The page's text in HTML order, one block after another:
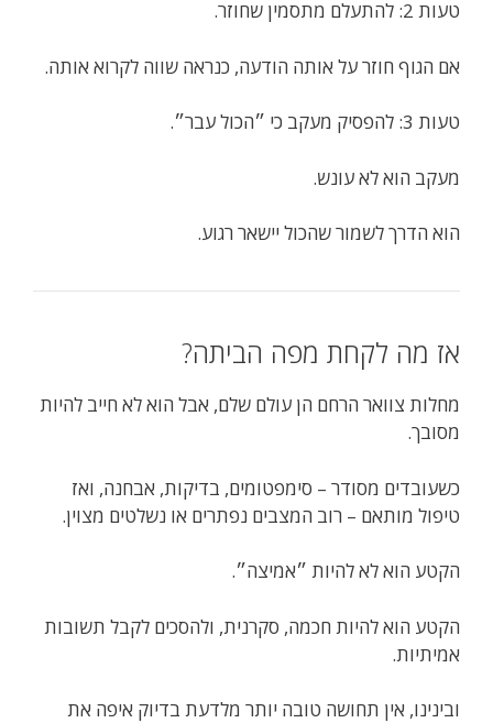
טעות 2: להתעלם מתסמין שחוזר.
אם הגוף חוזר על אותה הודעה, כנראה שווה לקרוא אותה.
טעות 3: להפסיק מעקב כי ״הכול עבר״.
מעקב הוא לא עונש.
הוא הדרך לשמור שהכול יישאר רגוע.
אז מה לקחת מפה הביתה?
מחלות צוואר הרחם הן עולם שלם, אבל הוא לא חייב להיות
מסובך.
כשעובדים מסודר – סימפטומים, בדיקות, אבחנה, ואז
טיפול מותאם – רוב המצבים נפתרים או נשלטים מצוין.
הקטע הוא לא להיות ״אמיצה״.
הקטע הוא להיות חכמה, סקרנית, ולהסכים לקבל תשובות
אמיתיות.
ובינינו, אין תחושה טובה יותר מלדעת בדיוק איפה את